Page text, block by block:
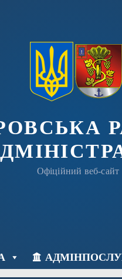
Офіційний веб-сайт